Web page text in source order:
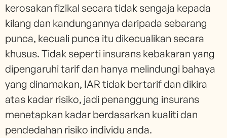
kerosakan fizikal secara tidak sengaja kepada
kilang dan kandungannya daripada sebarang
punca, kecuali punca itu dikecualikan secara
khusus. Tidak seperti insurans kebakaran yang
dipengaruhi tarif dan hanya melindungi bahaya
yang dinamakan, IAR tidak bertarif dan dikira
atas kadar risiko, jadi penanggung insurans
menetapkan kadar berdasarkan kualiti dan
pendedahan risiko individu anda.